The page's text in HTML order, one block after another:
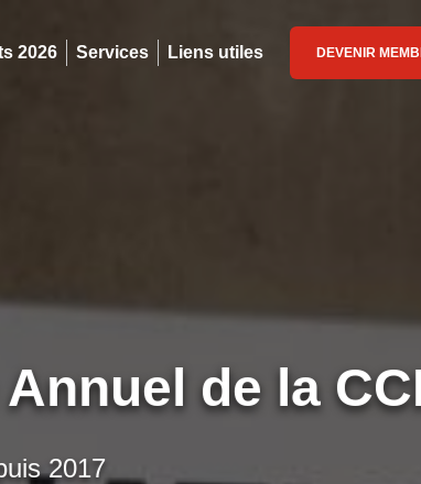
2026 Services Liens utiles DEVENIR
de la
2017